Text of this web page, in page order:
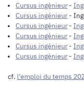
Cursus ingénieur -
Cursus ingénieur -
Cursus ingénieur -
Cursus ingénieur -
Cursus ingénieur -
Cursus ingénieur -
cf. l'emploi du temps